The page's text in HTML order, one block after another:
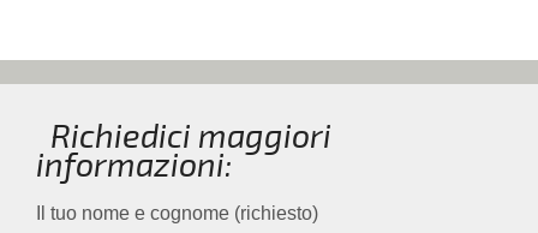
Richiedici maggiori
informazioni:
Il tuo nome e cognome (richiesto)